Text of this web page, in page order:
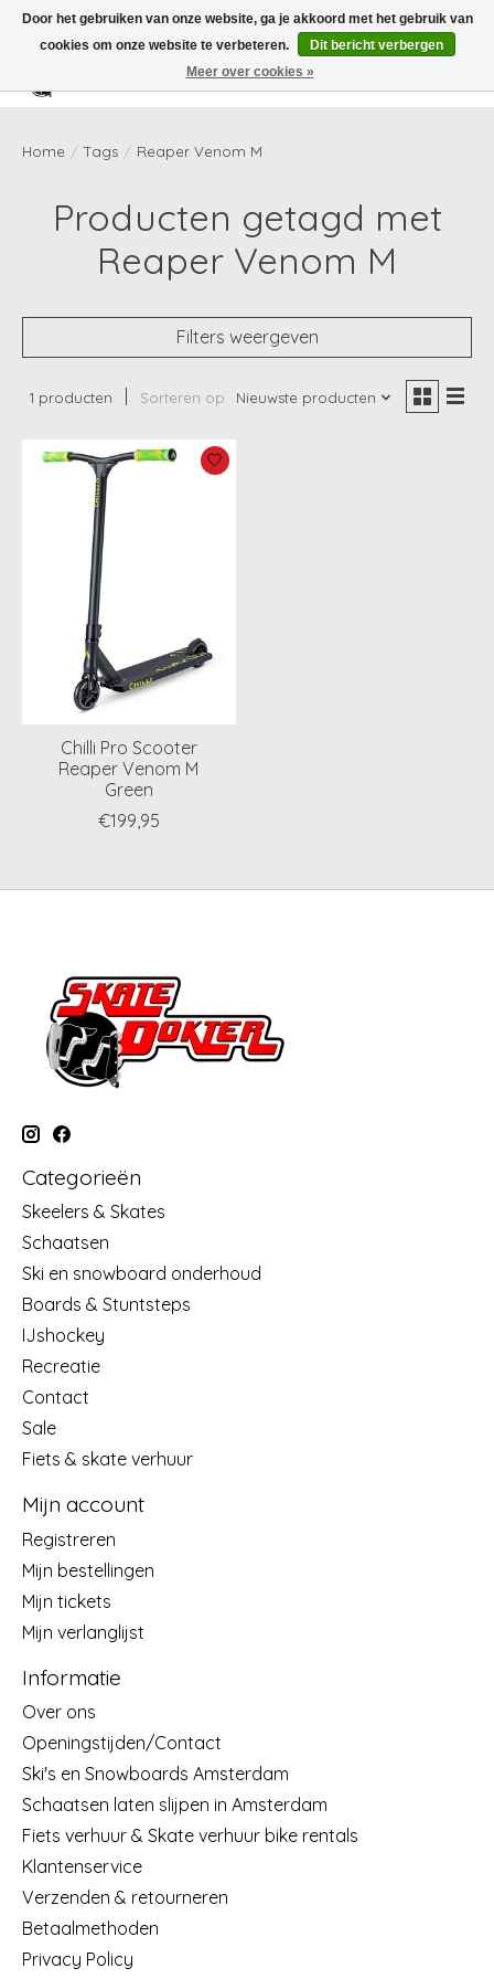
Verlanglijst
Home / Tags / Reaper Venom M
Producten getagd met
Reaper Venom M
Filters weergeven
1 producten Sorteren op Nieuwste producten
Chilli Pro Scooter
Reaper Venom M
Green
€199,95
Categorieën
Skeelers & Skates
Schaatsen
Ski en snowboard onderhoud
Boards & Stuntsteps
IJshockey
Recreatie
Contact
Sale
Fiets & skate verhuur
Mijn account
Registreren
Mijn bestellingen
Mijn tickets
Mijn verlanglijst
Informatie
Over ons
Openingstijden/Contact
Ski's en Snowboards Amsterdam
Schaatsen laten slijpen in Amsterdam
Fiets verhuur & Skate verhuur bike rentals
Klantenservice
Verzenden & retourneren
Betaalmethoden
Privacy Policy
Door het gebruiken van onze website, ga je akkoord met het gebruik van
cookies om onze website te verbeteren.
Dit bericht verbergen
Meer over cookies »